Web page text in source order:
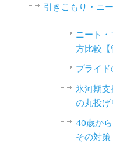
引きこもり・ニ
ニート
方比較【
プライ
氷河期
の丸投げ
40歳か
その対策